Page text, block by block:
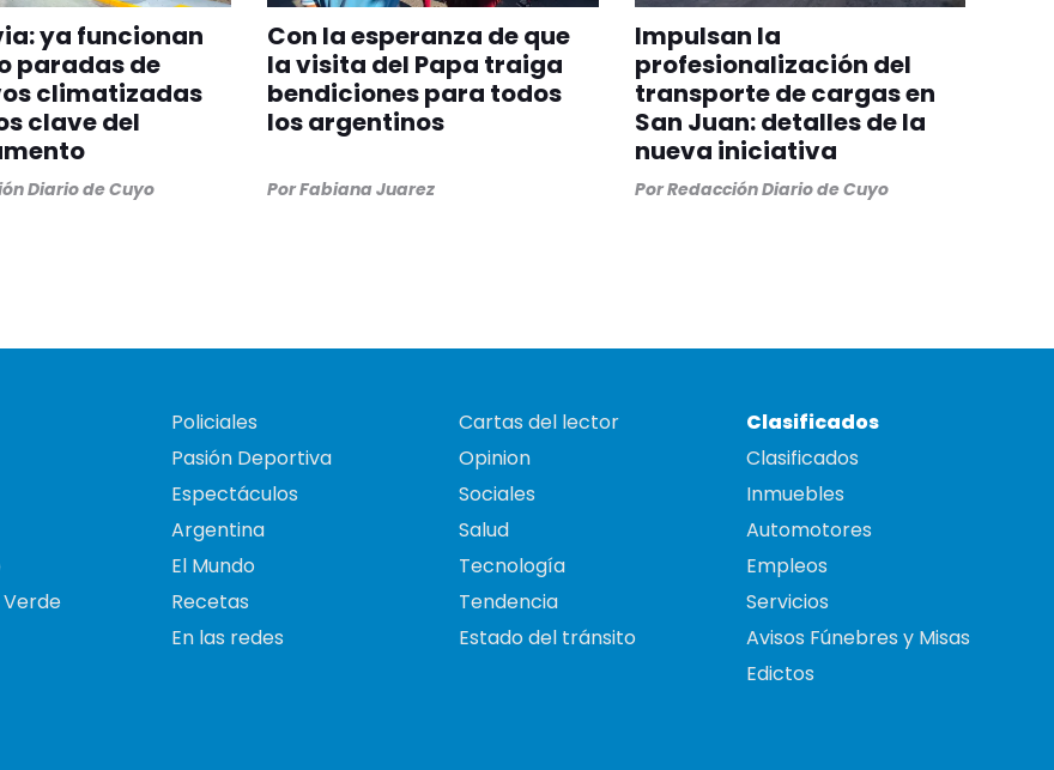
ya funcionan
paradas de
climatizadas
clave del
Diario de Cuyo
Con la esperanza de que
la visita del Papa traiga
bendiciones para todos
los argentinos
PorFabiana Juarez
Impulsan la
profesionalización del
transporte de cargas en
San Juan: detalles de la
nueva iniciativa
PorRedacción Diario de Cuyo
Policiales
Pasión Deportiva
Espectáculos
Argentina
El Mundo
Recetas
En las redes
Cartas del lector
Opinion
Sociales
Salud
Tecnología
Tendencia
Estado del tránsito
Clasificados
Clasificados
Inmuebles
Automotores
Empleos
Servicios
Avisos Fúnebres y Misas
Edictos